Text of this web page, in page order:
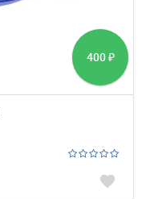
400 ₽
favorite